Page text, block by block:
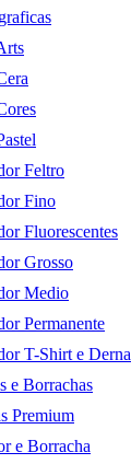
Feltro
Fino
Fluorescentes
Grosso
Medio
Permanente
T-Shirt e Derna
e Borrachas
Premium
e Borracha